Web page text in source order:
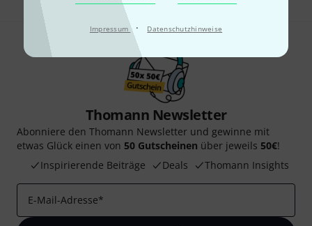
Impressum · Datenschutzhinweise
Thomann Newsletter
Abonniere den Thomann Newsletter und gewinne mit
etwas Glück einen von 50 Gutscheinen über jeweils 50€!
Inspirierende Beiträge
Deals Thomann Insights
E-Mail-Adresse*